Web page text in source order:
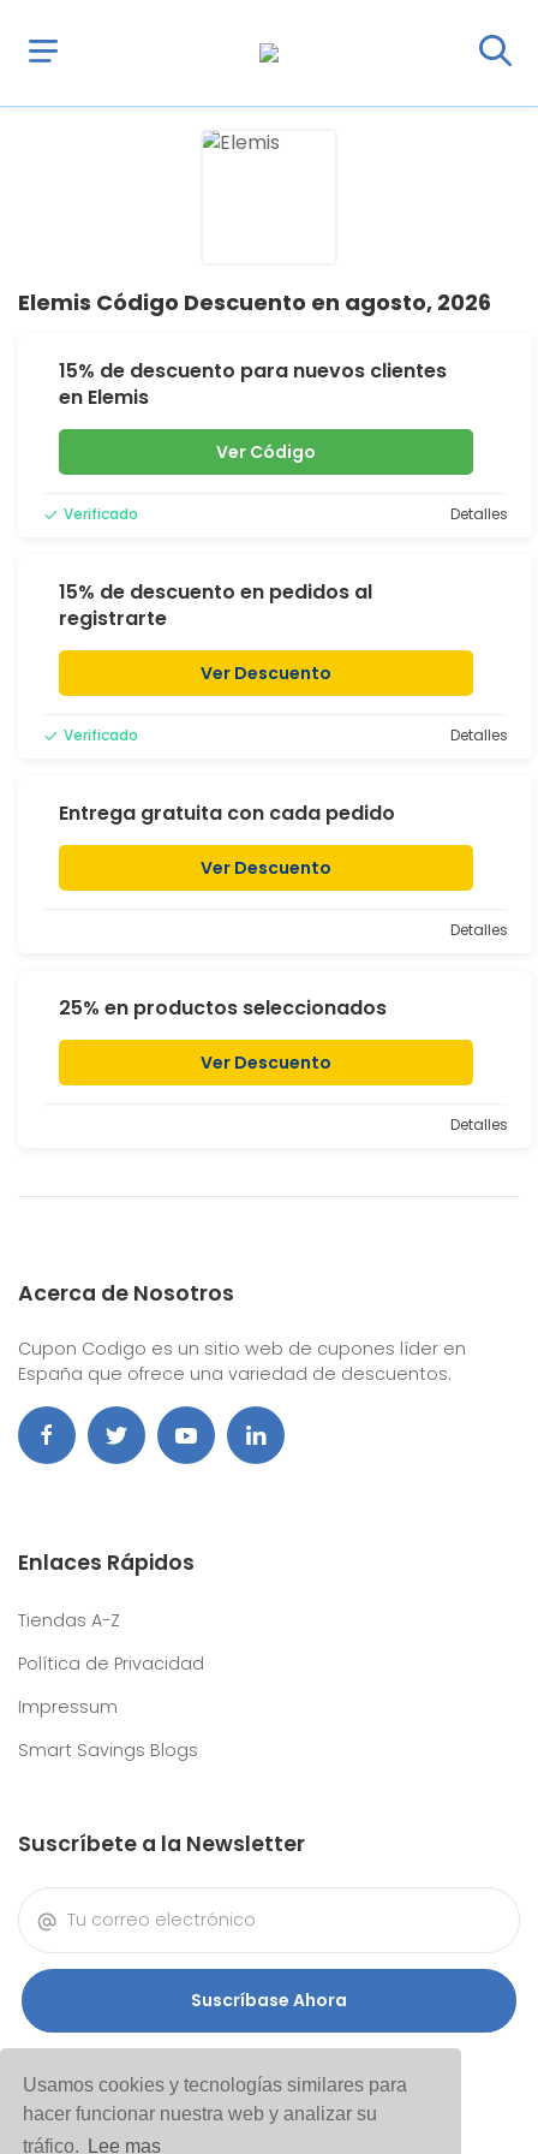
Usamos cookies y tecnologías similares para
hacer funcionar nuestra web y analizar su
tráfico.
Lee mas
Elemis Código Descuento en agosto, 2026
15% de descuento para nuevos clientes
en Elemis
Ver Código
Verificado Detalles
15% de descuento en pedidos al
registrarte
Ver Descuento
Verificado Detalles
Entrega gratuita con cada pedido
Ver Descuento
Detalles
25% en productos seleccionados
Ver Descuento
Detalles
Acerca de Nosotros
Cupon Codigo es un sitio web de cupones líder en
España que ofrece una variedad de descuentos.
Enlaces Rápidos
Tiendas A-Z
Política de Privacidad
Impressum
Smart Savings Blogs
Suscríbete a la Newsletter
Suscríbase Ahora